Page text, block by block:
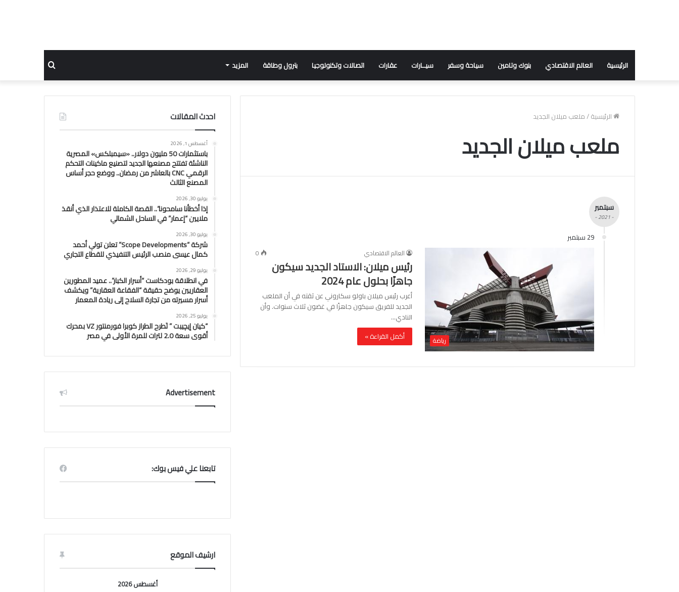
الرئيسية العالم الاقتصادي بنوك وتامين سياحة وسفر سيــارات عقارات اتصالات وتكنولوجيا بترول وطاقة المزيد
عن
الرئيسية/ملعب ميلان الجديد
ملعب ميلان الجديد
سبتمبر
- 2021 -
29 سبتمبر
رياضة
العالم الاقتصادي 0
رئيس ميلان: الاستاد الجديد سيكون
جاهزًا بحلول عام 2024
أعرب رئيس ميلان باولو سكاروني عن ثقته في أن الملعب
الجديد للفريق سيكون جاهزًا في غضون ثلاث سنوات. وأن
النادي…
أكمل القراءة »
احدث المقالات
أغسطس 1, 2026
باستثمارات 50 مليون دولار.. «سيمبلكس» المصرية
الناشئة تفتتح مصنعها الجديد لتصنيع ماكينات التحكم
الرقمي CNC بالعاشر من رمضان.. ووضع حجر أساس
المصنع الثالث
يوليو 30, 2026
إذا أخطأنا سامحونا”.. القصة الكاملة للاعتذار الذي أنقذ
ملايين “إعمار” في الساحل الشمالي
يوليو 30, 2026
شركة “Scope Developments” تعلن تولي أحمد
كمال عيسى منصب الرئيس التنفيذي للقطاع التجاري
يوليو 29, 2026
في انطلاقة بودكاست “أسرار الكبار”.. عميد المطورين
العقاريين يوضح حقيقة “الفقاعة العقارية” ويكشف
أسرار مسيرته من تجارة السلاح إلى ريادة المعمار
يوليو 25, 2026
“كيان إيچيبت ” تَطرح الطراز كوبرا فورمنتور VZ بمحرك
أقوى سعة 2.0 لترات للمرة الأولى في مصر
Advertisement
تابعنا علي فيس بوك:
ارشيف الموقع
أغسطس 2026